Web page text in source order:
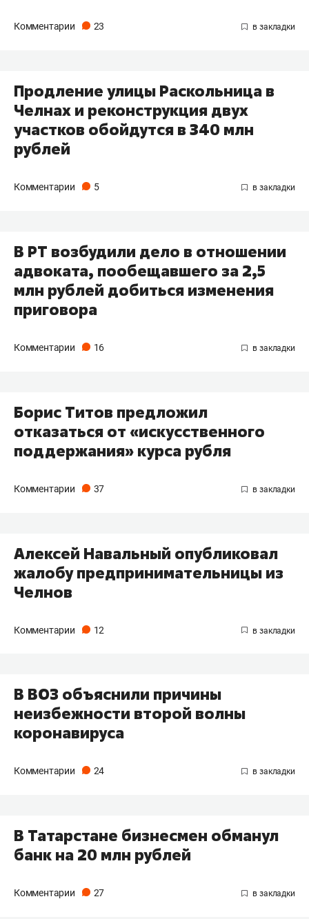
Комментарии 23
Продление улицы Раскольница в
Челнах и реконструкция двух
участков обойдутся в 340 млн
рублей
Комментарии 5
В РТ возбудили дело в отношении
адвоката, пообещавшего за 2,5
млн рублей добиться изменения
приговора
Комментарии 16
Борис Титов предложил
отказаться от «искусственного
поддержания» курса рубля
Комментарии 37
Алексей Навальный опубликовал
жалобу предпринимательницы из
Челнов
Комментарии 12
В ВОЗ объяснили причины
неизбежности второй волны
коронавируса
Комментарии 24
В Татарстане бизнесмен обманул
банк на 20 млн рублей​
Комментарии 27